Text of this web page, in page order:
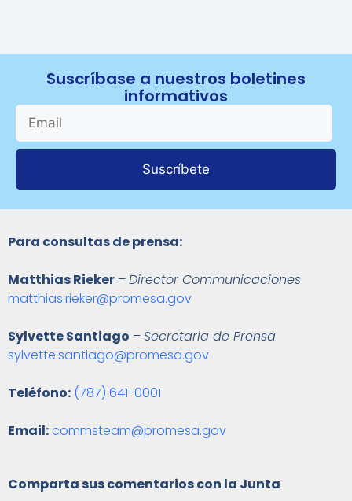
Suscríbase a nuestros boletines
informativos
Suscríbete
Para consultas de prensa:
Matthias Rieker –Director Communicaciones
matthias.rieker@promesa.gov
Sylvette Santiago –Secretaria de Prensa
sylvette.santiago@promesa.gov
Teléfono: (787) 641-0001
Email:commsteam@promesa.gov
Comparta sus comentarios con la Junta